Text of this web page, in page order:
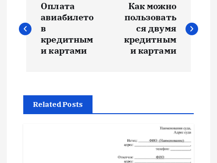
а
г
а
Оплата
авиабилето
в
кредитным
и картами
Как можно
пользовать
ся двумя
кредитным
и картами
Related Posts